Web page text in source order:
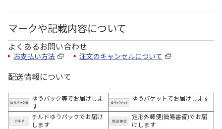
マークや記載内容について
よくあるお問い合わせ
お支払い方法 注文のキャンセルについて
配送情報について
ゆうパック等でお届けしま
す
ゆうパケットでお届けします
チルドゆうパックでお届け
します
定形外郵便(簡易書留)でお届
けします